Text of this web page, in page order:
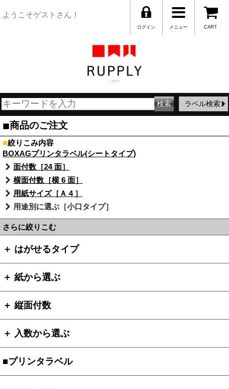
ようこそゲストさん！
CART
メニュー
ログイン
ラベル検索
■商品のご注文
■絞りこみ内容
BOXAGプリンタラベル(シートタイプ)
面付数［24 面］
横面付数［横 6 面］
用紙サイズ［Ａ４］
用途別に選ぶ［小口タイプ］
さらに絞りこむ
＋ はがせるタイプ
＋ 紙から選ぶ
＋ 縦面付数
＋ 入数から選ぶ
■プリンタラベル